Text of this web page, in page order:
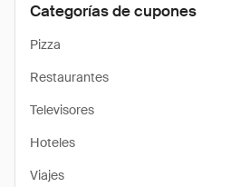
Categorías de cupones
Pizza
Restaurantes
Televisores
Hoteles
Viajes